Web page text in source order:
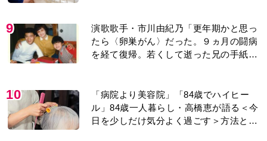
9
演歌歌手・市川由紀乃「更年期かと思っ
たら〈卵巣がん〉だった。９ヵ月の闘病
を経て復帰。若くして逝った兄の手紙を
10
「病院より美容院」「84歳でハイヒー
ル」84歳一人暮らし・高橋恵が語る＜今
日を少しだけ気分よく過ごす＞方法と